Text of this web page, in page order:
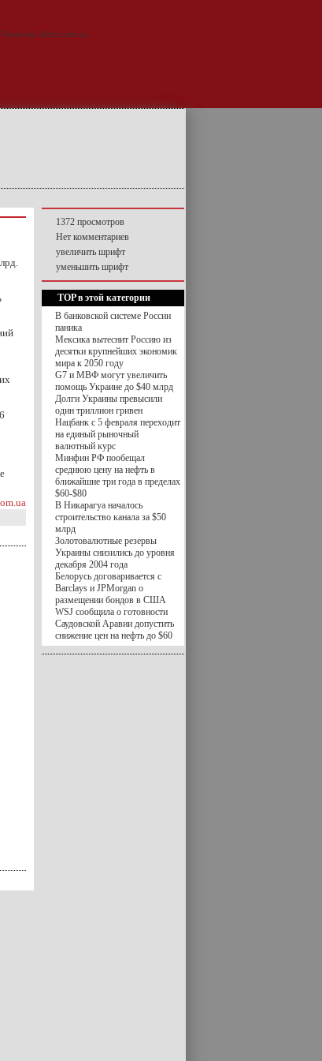
1372 просмотров
Нет комментариев
увеличить шрифт
уменьшить шрифт
TOP в этой категории
В банковской системе России
паника
Мексика вытеснит Россию из
десятки крупнейших экономик
мира к 2050 году
G7 и МВФ могут увеличить
помощь Украине до $40 млрд
Долги Украины превысили
один триллион гривен
Нацбанк с 5 февраля переходит
на единый рыночный
валютный курс
Минфин РФ пообещал
среднюю цену на нефть в
ближайшие три года в пределах
$60-$80
В Никарагуа началось
строительство канала за $50
млрд
Золотовалютные резервы
Украины снизились до уровня
декабря 2004 года
Белорусь договаривается с
Barclays и JPMorgan о
размещении бондов в США
WSJ сообщила о готовности
Саудовской Аравии допустить
снижение цен на нефть до $60